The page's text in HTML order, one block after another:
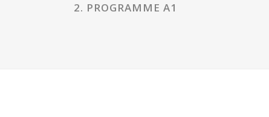
2. PROGRAMME A1